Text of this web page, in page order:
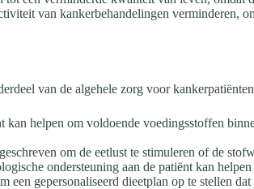
van kankerbehandelingen verminderen,
van de algehele zorg voor
kan helpen om voldoende voedingsstoffen
om de eetlust te stimuleren of de
ondersteuning aan de patiënt kan
gepersonaliseerd dieetplan op te stellen